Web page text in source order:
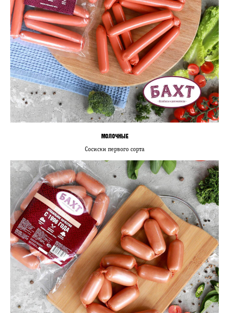
МОЛОЧНЫЕ
Сосиски первого сорта